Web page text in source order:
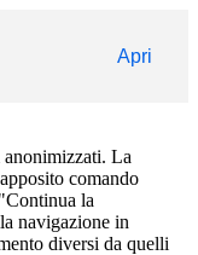
Apri
La
comando
la
navigazione in
diversi da quelli